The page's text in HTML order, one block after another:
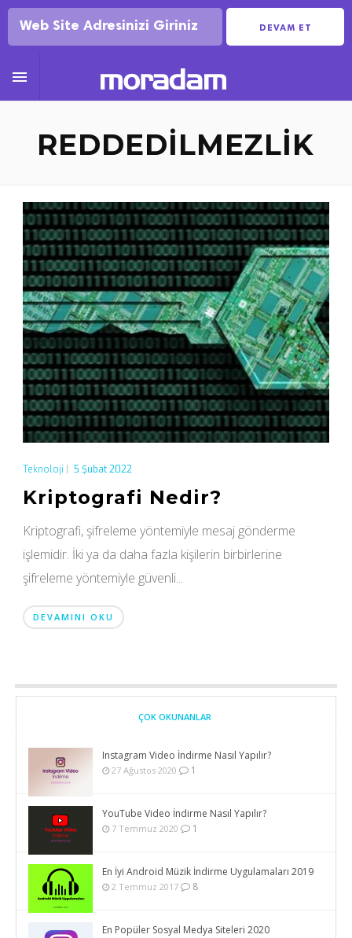
DEVAM ET

REDDEDILMEZLIK
Teknoloji 5 Şubat 2022
Kriptografi Nedir?
Kriptografi, şifreleme yöntemiyle mesaj gönderme
işlemidir. İki ya da daha fazla kişilerin birbirlerine
şifreleme yöntemiyle güvenli...
DEVAMINI OKU
ÇOK OKUNANLAR
Instagram Video İndirme Nasıl Yapılır?
27 Ağustos 2020 1
YouTube Video İndirme Nasıl Yapılır?
7 Temmuz 2020 1
En İyi Android Müzik İndirme Uygulamaları 2019
2 Temmuz 2017 8
En Popüler Sosyal Medya Siteleri 2020